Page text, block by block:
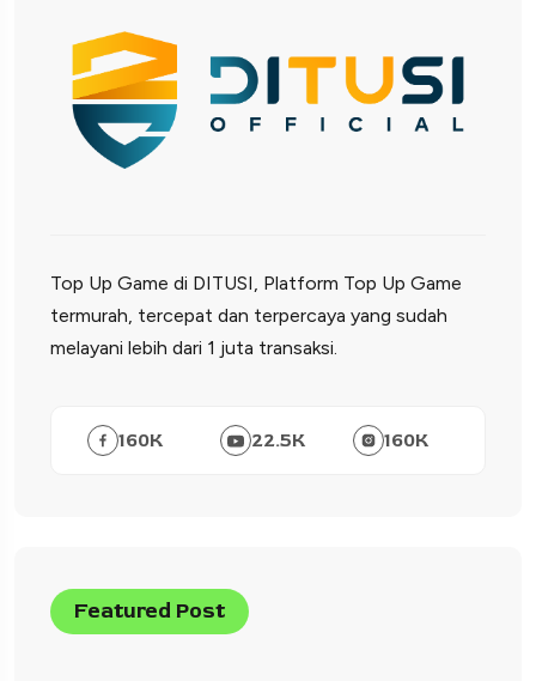
Top Up Game di DITUSI, Platform Top Up Game
termurah, tercepat dan terpercaya yang sudah
melayani lebih dari 1 juta transaksi.
160K 22.5K 160K
Featured Post